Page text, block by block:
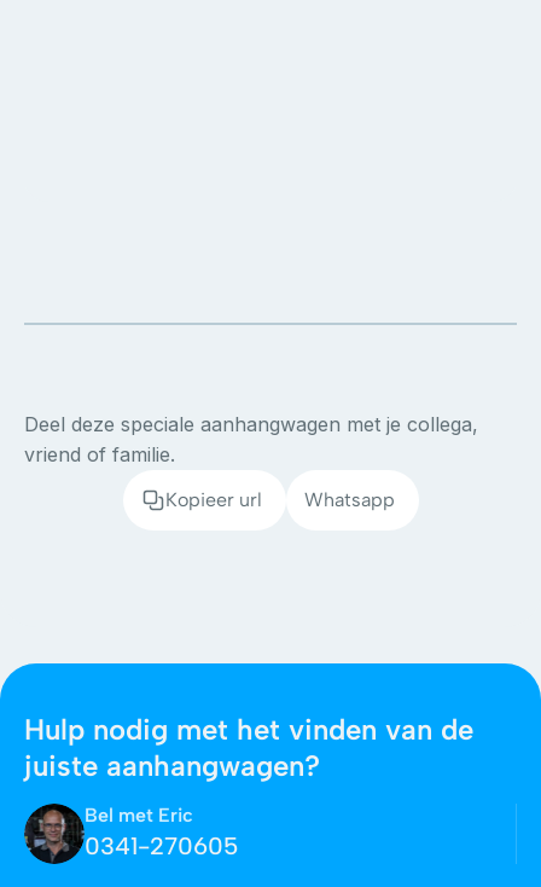
Deel deze speciale aanhangwagen met je collega,
vriend of familie.
Kopieer url Whatsapp
Hulp nodig met het vinden van de
juiste aanhangwagen?
Bel met Eric
0341-270605